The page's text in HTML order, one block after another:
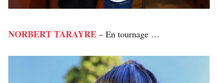
NORBERT TARAYRE – En tournage …